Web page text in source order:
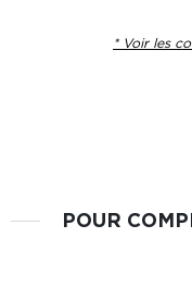
* Voir les
POUR